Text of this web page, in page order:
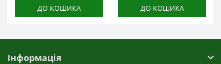
ДО КОШИКА ДО КОШИКА
Інформація